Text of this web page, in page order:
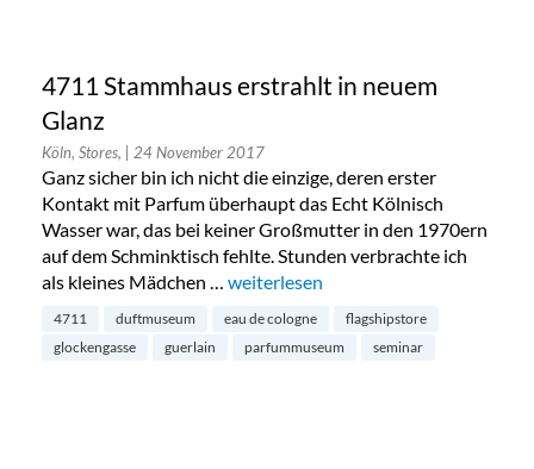
4711 Stammhaus erstrahlt in neuem
Glanz
Köln, Stores, | 24 November 2017
Ganz sicher bin ich nicht die einzige, deren erster
Kontakt mit Parfum überhaupt das Echt Kölnisch
Wasser war, das bei keiner Großmutter in den 1970ern
auf dem Schminktisch fehlte. Stunden verbrachte ich
als kleines Mädchen … „4711 Stammhaus erstrahlt in neuem
weiterlesen
4711 duftmuseum eau de cologne
flagshipstore
glockengasse
guerlain parfummuseum seminar